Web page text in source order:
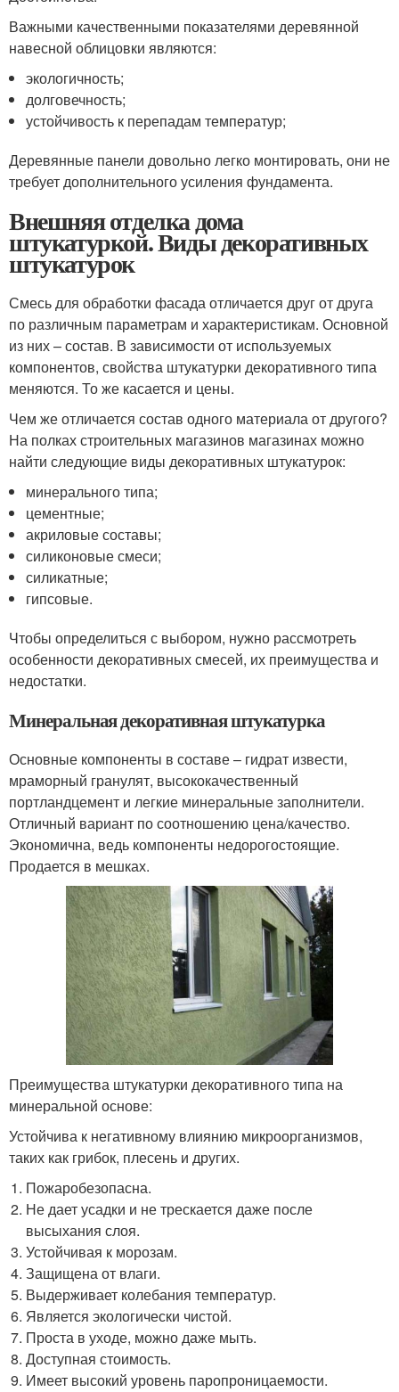
Важными качественными показателями деревянной
навесной облицовки являются:
экологичность;
долговечность;
устойчивость к перепадам температур;
Деревянные панели довольно легко монтировать, они не
требует дополнительного усиления фундамента.
Внешняя отделка дома
штукатуркой. Виды декоративных
штукатурок
Смесь для обработки фасада отличается друг от друга
по различным параметрам и характеристикам. Основной
из них – состав. В зависимости от используемых
компонентов, свойства штукатурки декоративного типа
меняются. То же касается и цены.
Чем же отличается состав одного материала от другого?
На полках строительных магазинов магазинах можно
найти следующие виды декоративных штукатурок:
минерального типа;
цементные;
акриловые составы;
силиконовые смеси;
силикатные;
гипсовые.
Чтобы определиться с выбором, нужно рассмотреть
особенности декоративных смесей, их преимущества и
недостатки.
Минеральная декоративная штукатурка
Основные компоненты в составе – гидрат извести,
мраморный гранулят, высококачественный
портландцемент и легкие минеральные заполнители.
Отличный вариант по соотношению цена/качество.
Экономична, ведь компоненты недорогостоящие.
Продается в мешках.
Преимущества штукатурки декоративного типа на
минеральной основе:
Устойчива к негативному влиянию микроорганизмов,
таких как грибок, плесень и других.
Пожаробезопасна.
Не дает усадки и не трескается даже после
высыхания слоя.
Устойчивая к морозам.
Защищена от влаги.
Выдерживает колебания температур.
Является экологически чистой.
Проста в уходе, можно даже мыть.
Доступная стоимость.
Имеет высокий уровень паропроницаемости.